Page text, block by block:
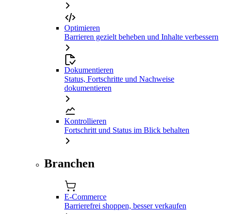
Optimieren
Barrieren gezielt beheben und Inhalte verbessern
Dokumentieren
Status, Fortschritte und Nachweise
dokumentieren
Kontrollieren
Fortschritt und Status im Blick behalten
Branchen
E-Commerce
Barrierefrei shoppen, besser verkaufen